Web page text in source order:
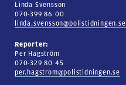
Linda Svensson
070-399 86 00
linda.svensson@polistidningen.se
Reporter:
Per Hagström
070-329 80 45
per.hagstrom@polistidningen.se